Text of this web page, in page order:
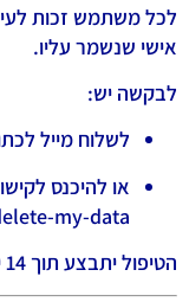
לכל משתמש זכות
אישי שנשמר עליו.
לבקשה יש:
לשלוח מייל
או להיכנס
my-data
הטיפול יתבצע תוך 14 ימי עבודה.